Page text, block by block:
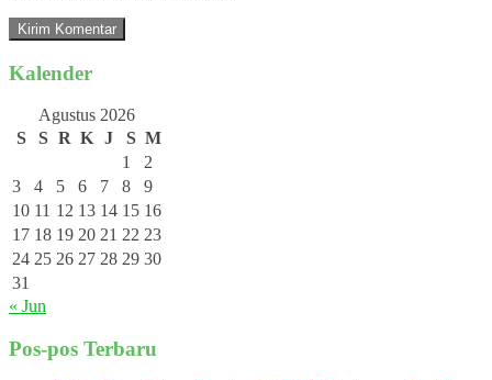
Kalender
Agustus 2026
S
S R K J S M
1
2
3
4 5 6 7 8
9
10 11 12 13 14 15 16
17 18 19 20 21 22 23
24 25 26 27 28 29 30
31
« Jun
Pos-pos Terbaru